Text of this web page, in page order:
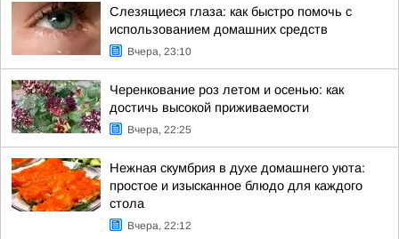
Слезящиеся глаза: как быстро помочь с
использованием домашних средств
Вчера, 23:10
Черенкование роз летом и осенью: как
достичь высокой приживаемости
Вчера, 22:25
Нежная скумбрия в духе домашнего уюта:
простое и изысканное блюдо для каждого
стола
Вчера, 22:12